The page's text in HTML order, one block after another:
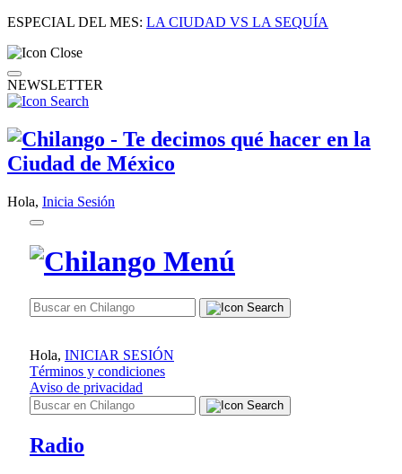
ESPECIAL DEL MES: LA CIUDAD VS LA SEQUÍA
NEWSLETTER
Hola, Inicia Sesión
Hola, INICIAR SESIÓN
Términos y condiciones
Aviso de privacidad
Radio